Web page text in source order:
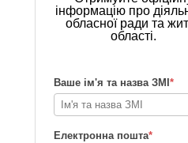
інформацію про
обласної ради та
області.
Ваше ім'я та назва ЗМІ*
Електронна пошта*